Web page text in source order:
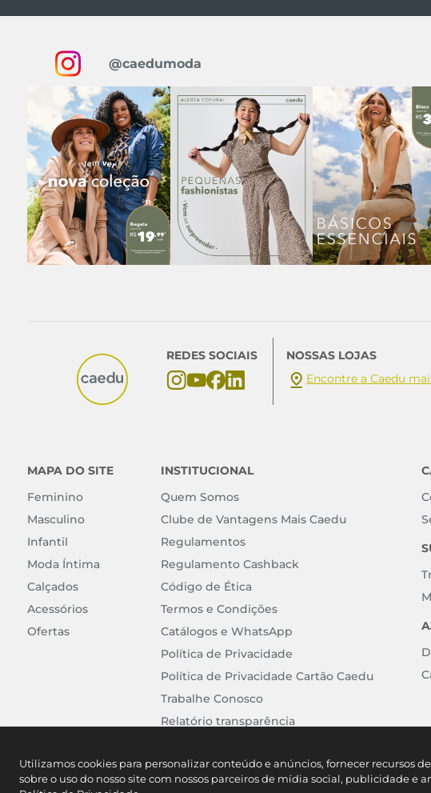
Utilizamos cookies para personalizar conteúdo e anúncios, fornecer recursos
sobre o uso do nosso site com nossos parceiros de mídia social, publicidade e
@caedumoda
REDES SOCIAIS
NOSSAS LOJAS
Encontre a Caedu
MAPA DO SITE
Feminino
Masculino
Infantil
Moda Íntima
Calçados
Acessórios
Ofertas
INSTITUCIONAL
Quem Somos
Clube de Vantagens Mais Caedu
Regulamentos
Regulamento Cashback
Código de Ética
Termos e Condições
Catálogos e WhatsApp
Política de Privacidade
Política de Privacidade Cartão Caedu
Trabalhe Conosco
Relatório transparência